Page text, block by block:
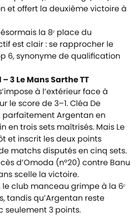
et offert la deuxième victoire à
la 8ᵉ place du
est clair : se rapprocher le
6, synonyme de qualification
3 Le Mans Sarthe TT
à l’extérieur face à
le score de 3–1. Cléa De
Argentan en
en trois sets maîtrisés. Mais Le
et inscrit les deux points
matchs disputés en cinq sets.
d’Omoda (n°20) contre Banu
scelle la victoire.
club manceau grimpe à la 6ᵉ
tandis qu’Argentan reste
3 points.